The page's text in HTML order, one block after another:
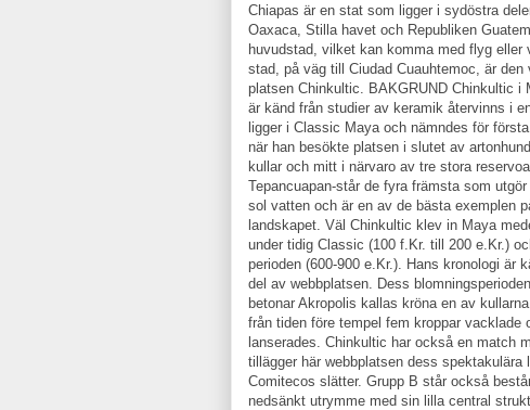
Chiapas är en stat som ligger i sydöstra
Oaxaca, Stilla havet och Republiken
huvudstad, vilket kan komma med flyg
stad, på väg till Ciudad Cuauhtemoc, är
platsen Chinkultic. BAKGRUND Chinkultic i
är känd från studier av keramik återvinns i
ligger i Classic Maya och nämndes för
när han besökte platsen i slutet av
kullar och mitt i närvaro av tre stora
Tepancuapan-står de fyra främsta som
sol vatten och är en av de bästa exemplen
landskapet. Väl Chinkultic klev in Maya
under tidig Classic (100 f.Kr. till 200 e.Kr.)
perioden (600-900 e.Kr.). Hans kronologi är
del av webbplatsen. Dess
betonar Akropolis kallas kröna en av
från tiden före tempel fem kroppar
lanserades. Chinkultic har också en match
tillägger här webbplatsen dess
Comitecos slätter. Grupp B står också
nedsänkt utrymme med sin lilla central